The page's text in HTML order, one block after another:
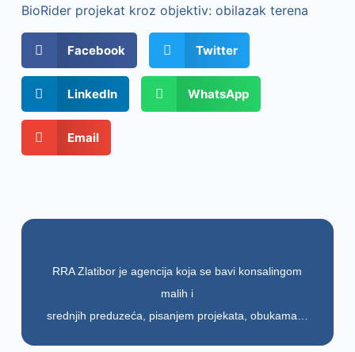
BioRider projekat kroz objektiv: obilazak terena
Facebook Twitter
LinkedIn WhatsApp
Email
RRA Zlatibor je agencija koja se bavi konsalingom
malih i
srednjih preduzeća, pisanjem projekata, obukama…